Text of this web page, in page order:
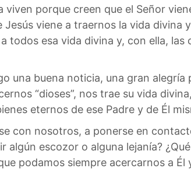
porque creen que el Señor
viene a traernos la vida divina
esa vida divina y, con ella, las
una buena noticia, una gran alegría
“dioses”, nos trae su vida
eternos de ese Padre y de Él
con nosotros, a ponerse en
escozor o alguna lejanía?
podamos siempre acercarnos a Él